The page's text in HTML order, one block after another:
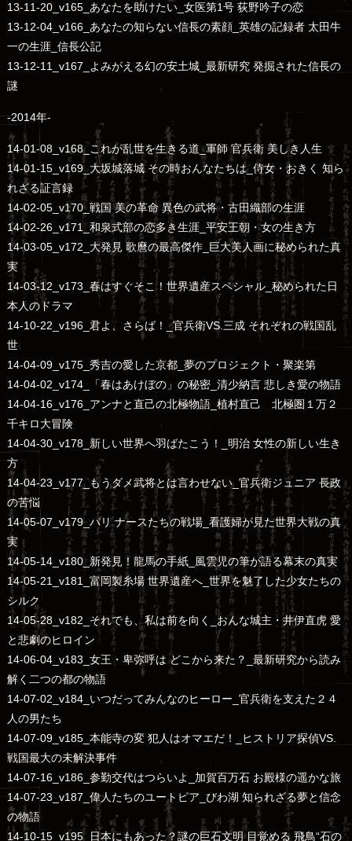
13-11-20_v165_あなたを助けたい_女医第1号 荻野吟子の恋
13-12-04_v166_あなたの知らない信長の素顔_英雄の記録者 太田牛
一の生涯_信長公記
13-12-11_v167_よみがえる幻の安土城_最新研究 発掘された信長の
謎
-2014年-
14-01-08_v168_これが乱世を生きる道_軍師 官兵衛 美しき人生
14-01-15_v169_大坂城落城 その時おんなたちは_侍女・おきく 知ら
れざる証言録
14-02-05_v170_戦国 美の革命 異色の武将・古田織部の生涯
14-02-26_v171_和泉式部の恋多き生涯_平安王朝・女の生き方
14-03-05_v172_大発見 歌麿の最高傑作_巨大美人画に秘められた真
実
14-03-12_v173_春はすぐそこ！世界遺産スペシャル_秘められた日
本人のドラマ
14-10-22_v196_君よ、さらば！_官兵衛VS.三成 それぞれの戦国乱
世
14-04-09_v175_秀吉の愛した京都_夢のプロジェクト・聚楽第
14-04-02_v174_「春はあけぼの」の秘密_清少納言 悲しき愛の物語
14-04-16_v176_アンナと直己の北極物語_植村直己 北極圏１万２
千キロ大冒険
14-04-30_v178_新しい世界へ羽ばたこう！_明治 女性の新しい生き
方
14-04-23_v177_もうダメ武将とは言わせない_官兵衛ジュニア 長政
の苦悩
14-05-07_v179_パリ ナースたちの戦場_看護婦が見た世界大戦の真
実
14-05-14_v180_新発見！龍馬の手紙_風雲児の筆が語る幕末の真実
14-05-21_v181_富岡製糸場 世界遺産へ_世界を魅了した少女たちの
シルク
14-05-28_v182_それでも、私は前を向く_おんな城主・井伊直虎 愛
と悲劇のヒロイン
14-06-04_v183_女王・卑弥呼は どこから来た？_最新研究から読み
解く二つの都の物語
14-07-02_v184_いつだってみんなのヒーロー_官兵衛を支えた２４
人の男たち
14-07-09_v185_本能寺の変 犯人はオマエだ！_ヒストリア探偵VS.
戦国最大の未解決事件
14-07-16_v186_参勤交代はつらいよ_加賀百万石 お殿様の遥かな旅
14-07-23_v187_偉人たちのユートピア_びわ湖 知られざる夢と信念
の物語
14-10-15_v195_日本にもあった？謎の巨石文明 目覚める 飛鳥“石の